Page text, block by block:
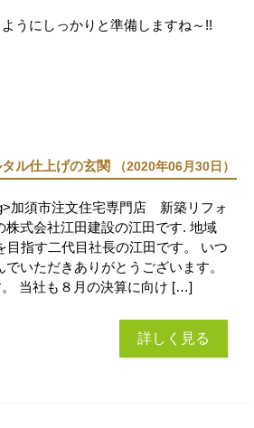
うにしっかりと準備しますね～!!
ル仕上げの玄関 （2020年06月30日）
加須市注文住宅専門店 新築リフォ
株式会社江田建設の江田です. 地域
目指す二代目社長の江田です。 いつ
でいただきありがとうございます。
当社も８月の決算に向け […]
詳しく見る